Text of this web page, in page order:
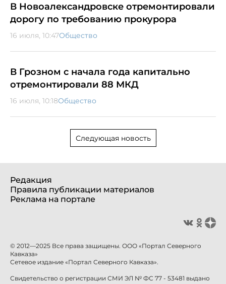
В Новоалександровске отремонтировали
дорогу по требованию прокурора
16 июля, 10:47Общество
В Грозном с начала года капитально
отремонтировали 88 МКД
16 июля, 10:18Общество
Следующая новость
Редакция
Правила публикации материалов
Реклама на портале
© 2012—2025 Все права защищены. ООО «Портал Северного
Кавказа»
Сетевое издание «Портал Северного Кавказа».
Свидетельство о регистрации СМИ ЭЛ № ФС 77 - 53481 выдано